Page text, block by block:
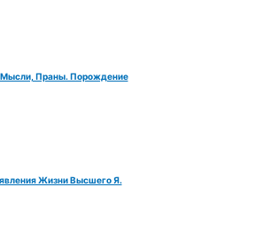
Мысли, Праны. Порождение
Жизни Высшего Я.